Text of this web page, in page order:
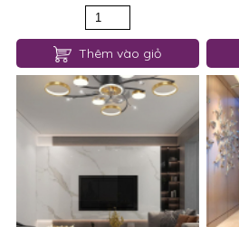
Thêm vào giỏ